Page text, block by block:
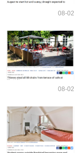
08-02
08-02